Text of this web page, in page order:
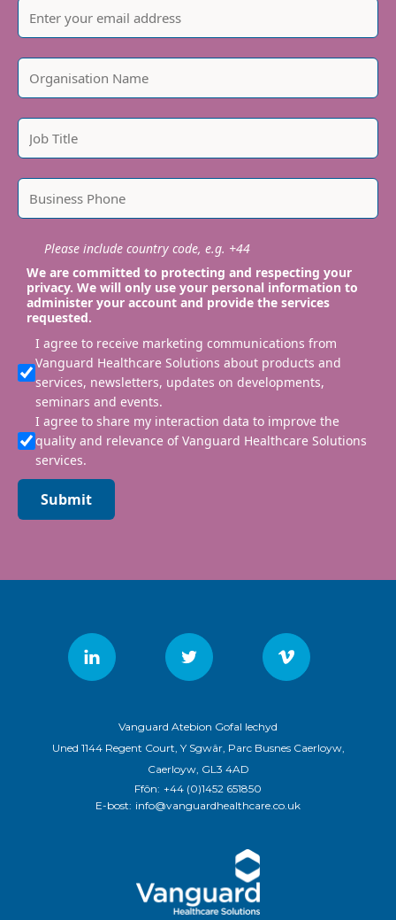
Please include country code, e.g. +44
We are committed to protecting and respecting your
privacy. We will only use your personal information to
administer your account and provide the services
requested.
I agree to receive marketing communications from
Vanguard Healthcare Solutions about products and
services, newsletters, updates on developments,
seminars and events.
I agree to share my interaction data to improve the
quality and relevance of Vanguard Healthcare Solutions
services.
Submit
Vanguard Atebion Gofal Iechyd
Uned 1144 Regent Court, Y Sgwâr, Parc Busnes Caerloyw,
Caerloyw, GL3 4AD
Ffôn: +44 (0)1452 651850
E-bost: info@vanguardhealthcare.co.uk